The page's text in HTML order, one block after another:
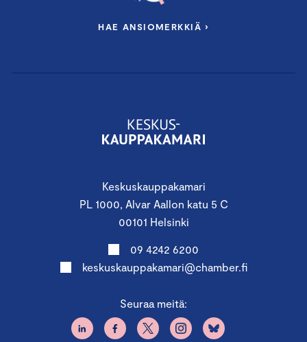
Keskuskauppakamari
PL 1000, Alvar Aallon katu 5 C
00101 Helsinki
09 4242 6200
keskuskauppakamari@chamber.fi
Seuraa meitä:
HAE ANSIOMERKKIÄ ›